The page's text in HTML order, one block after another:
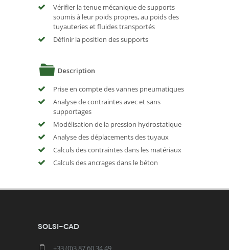
Vérifier la tenue mécanique de supports
soumis à leur poids propres, au poids des
tuyauteries et fluides transportés
Définir la position des supports
Description
Prise en compte des vannes pneumatiques
Analyse de contraintes avec et sans
supportages
Modélisation de la pression hydrostatique
Analyse des déplacements des tuyaux
Calculs des contraintes dans les matériaux
Calculs des ancrages dans le béton
SOLSI-CAD